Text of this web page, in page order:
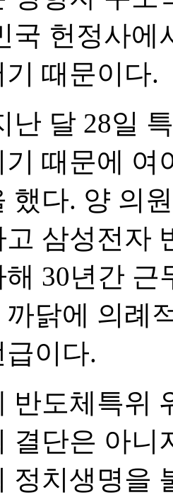
국 헌정사에
때문이다.
난 달 28일
때문에 여
했다. 양 의
고 삼성전자
30년간
닭에 의례
이다.
반도체특위
결단은 아니
정치생명을